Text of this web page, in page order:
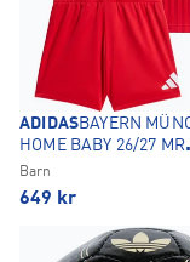
ADIDASBAYERN
HOME BABY 26/27 MR
MATCHSTÄLL
Barn
649 kr